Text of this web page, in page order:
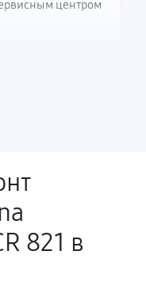
центром
случаем
при
заявленным
821 в